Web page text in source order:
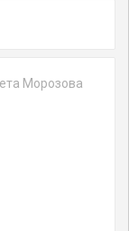
Морозова